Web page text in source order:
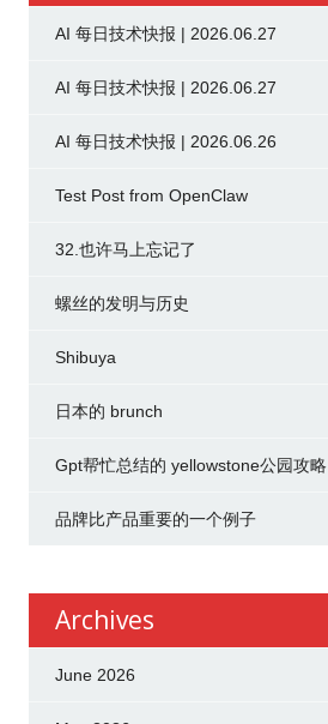
AI 每日技术快报 | 2026.06.27
AI 每日技术快报 | 2026.06.27
AI 每日技术快报 | 2026.06.26
Test Post from OpenClaw
32.也许马上忘记了
螺丝的发明与历史
Shibuya
日本的 brunch
Gpt帮忙总结的 yellowstone公园攻略
品牌比产品重要的一个例子
Archives
June 2026